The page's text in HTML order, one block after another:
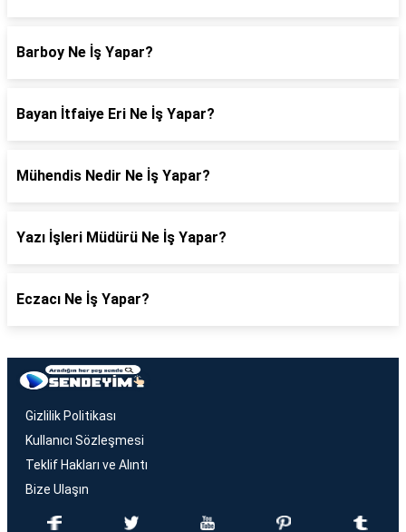
Barboy Ne İş Yapar?
Bayan İtfaiye Eri Ne İş Yapar?
Mühendis Nedir Ne İş Yapar?
Yazı İşleri Müdürü Ne İş Yapar?
Eczacı Ne İş Yapar?
Gizlilik Politikası
Kullanıcı Sözleşmesi
Teklif Hakları ve Alıntı
Bize Ulaşın